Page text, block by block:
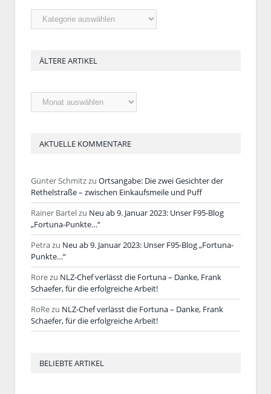
Rubriken
ÄLTERE ARTIKEL
Ältere
Artikel
AKTUELLE KOMMENTARE
Günter Schmitzzu Ortsangabe: Die zwei Gesichter der
Rethelstraße – zwischen Einkaufsmeile und Puff
Rainer Bartelzu Neu ab 9. Januar 2023: Unser F95-Blog
„Fortuna-Punkte…“
Petrazu Neu ab 9. Januar 2023: Unser F95-Blog „Fortuna-
Punkte…“
Rorezu NLZ-Chef verlässt die Fortuna – Danke, Frank
Schaefer, für die erfolgreiche Arbeit!
RoRezu NLZ-Chef verlässt die Fortuna – Danke, Frank
Schaefer, für die erfolgreiche Arbeit!
BELIEBTE ARTIKEL